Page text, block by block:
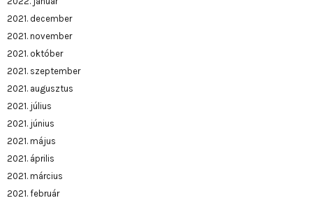
2021. december
2021. november
2021. október
2021. szeptember
2021. augusztus
2021. július
2021. június
2021. május
2021. április
2021. március
2021. február